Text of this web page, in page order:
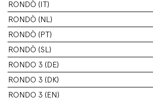
RONDÒ (IT)
RONDÒ (NL)
RONDÒ (PT)
RONDÒ (SL)
RONDO 3 (DE)
RONDO 3 (DK)
RONDO 3 (EN)